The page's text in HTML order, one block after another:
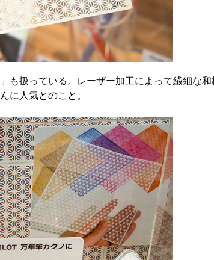
も扱っている。レーザー加工によって繊細な和
に人気とのこと。